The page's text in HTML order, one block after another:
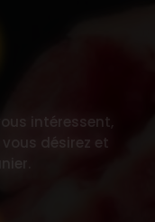
intéressent,
désirez et